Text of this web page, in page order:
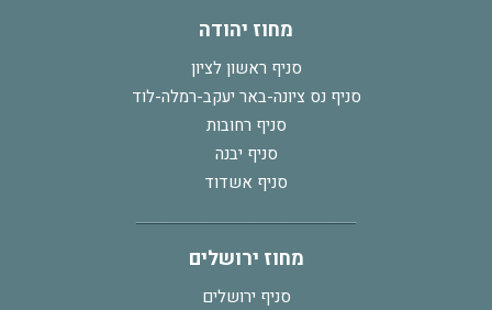
מחוז יהודה
סניף ראשון לציון
סניף נס ציונה-באר יעקב-רמלה-לוד
סניף רחובות
סניף יבנה
סניף אשדוד
מחוז ירושלים
סניף ירושלים